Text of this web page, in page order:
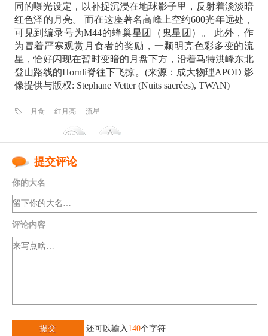
同的曝光设定，以补捉沉浸在地球影子里，反射着淡淡暗
红色泽的月亮。 而在这座著名高峰上空约600光年远处，
可见到编录号为M44的蜂巢星团（鬼星团）。 此外，作
为冒着严寒观赏月食者的奖励，一颗明亮色彩多变的流
星，恰好闪现在暂时变暗的月盘下方，沿着马特洪峰东北
登山路线的Hornli脊往下飞掠。(来源：成大物理APOD 影
像提供与版权: Stephane Vetter (Nuits sacrées), TWAN)
月食 红月亮 流星
提交评论
你的大名
评论内容
提交 还可以输入 140个字符